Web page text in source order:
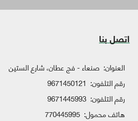
اتصل بنا
العنوان: صنعاء - فج عطان، شارع الستين
رقم التلفون: 9671450121
رقم التلفون: 9671445993
هاتف محمول: 770445995